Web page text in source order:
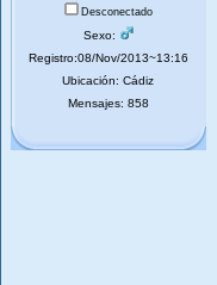
Desconectado
Sexo:
Registro:08/Nov/2013~13:16
Ubicación: Cádiz
Mensajes: 858